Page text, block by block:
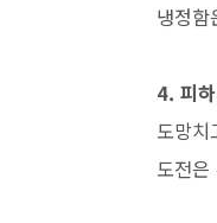
냉정
4. 피
도망
도전